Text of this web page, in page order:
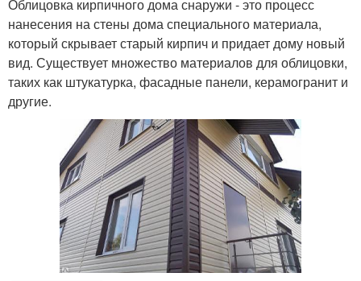
Облицовка кирпичного дома снаружи - это процесс
нанесения на стены дома специального материала,
который скрывает старый кирпич и придает дому новый
вид. Существует множество материалов для облицовки,
таких как штукатурка, фасадные панели, керамогранит и
другие.